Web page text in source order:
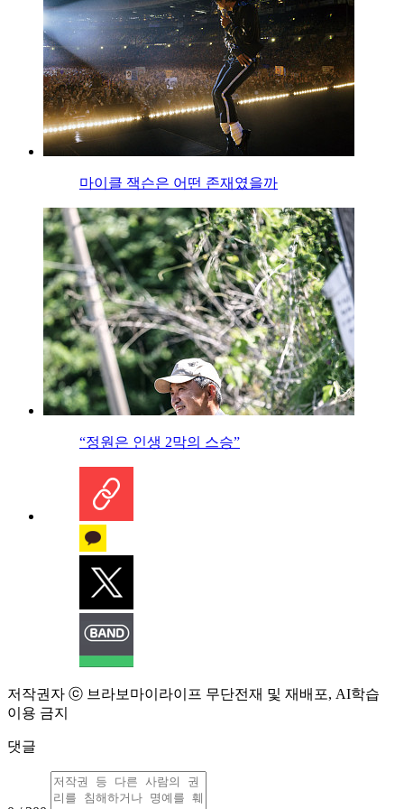
마이클 잭슨은 어떤 존재였을까
“정원은 인생 2막의 스승”
저작권자 ⓒ 브라보마이라이프 무단전재 및 재배포, AI학습
이용 금지
댓글